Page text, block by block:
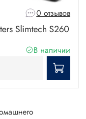
0 отзывов
Slimtech S260
В наличии